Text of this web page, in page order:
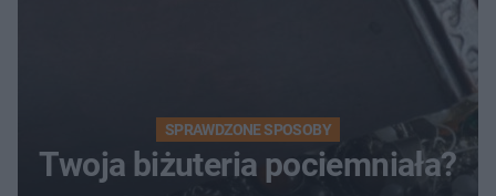
SPRAWDZONE SPOSOBY
Twoja biżuteria pociemniała?